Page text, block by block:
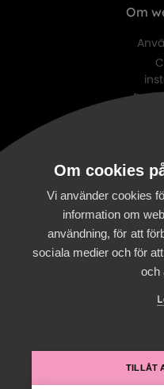
Om
Om cookies
Vi använder cookies
information om
användning, för att
sociala medier och för
och
TILLÅT